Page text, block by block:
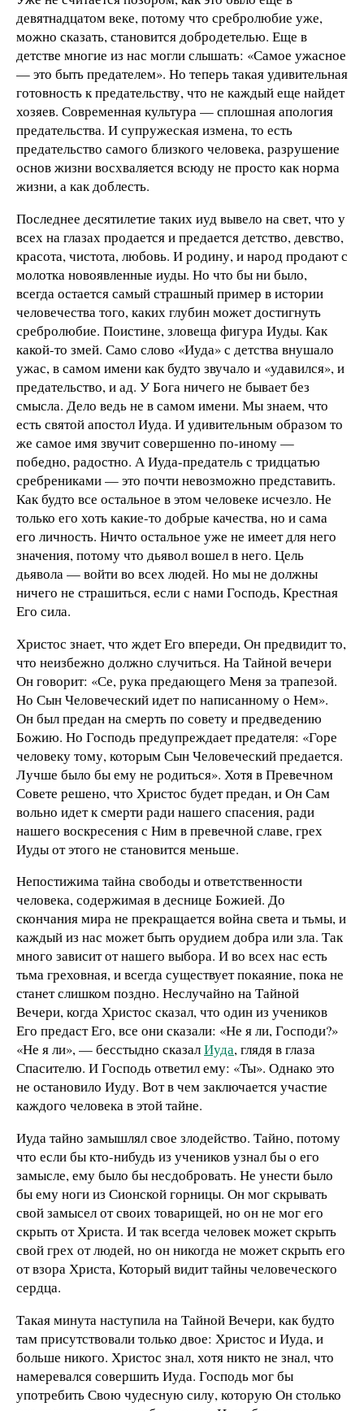
девятнадцатом веке, потому что сребролюбие уже,
можно сказать, становится добродетелью. Еще в
детстве многие из нас могли слышать: «Самое ужасное
— это быть предателем». Но теперь такая удивительная
готовность к предательству, что не каждый еще найдет
хозяев. Современная культура — сплошная апология
предательства. И супружеская измена, то есть
предательство самого близкого человека, разрушение
основ жизни восхваляется всюду не просто как норма
жизни, а как доблесть.
Последнее десятилетие таких иуд вывело на свет, что у
всех на глазах продается и предается детство, девство,
красота, чистота, любовь. И родину, и народ продают с
молотка новоявленные иуды. Но что бы ни было,
всегда остается самый страшный пример в истории
человечества того, каких глубин может достигнуть
сребролюбие. Поистине, зловеща фигура Иуды. Как
какой-то змей. Само слово «Иуда» с детства внушало
ужас, в самом имени как будто звучало и «удавился», и
предательство, и ад. У Бога ничего не бывает без
смысла. Дело ведь не в самом имени. Мы знаем, что
есть святой апостол Иуда. И удивительным образом то
же самое имя звучит совершенно по-иному —
победно, радостно. А Иуда-предатель с тридцатью
сребрениками — это почти невозможно представить.
Как будто все остальное в этом человеке исчезло. Не
только его хоть какие-то добрые качества, но и сама
его личность. Ничто остальное уже не имеет для него
значения, потому что дьявол вошел в него. Цель
дьявола — войти во всех людей. Но мы не должны
ничего не страшиться, если с нами Господь, Крестная
Его сила.
Христос знает, что ждет Его впереди, Он предвидит то,
что неизбежно должно случиться. На Тайной вечери
Он говорит: «Се, рука предающего Меня за трапезой.
Но Сын Человеческий идет по написанному о Нем».
Он был предан на смерть по совету и предведению
Божию. Но Господь предупреждает предателя: «Горе
человеку тому, которым Сын Человеческий предается.
Лучше было бы ему не родиться». Хотя в Превечном
Совете решено, что Христос будет предан, и Он Сам
вольно идет к смерти ради нашего спасения, ради
нашего воскресения с Ним в превечной славе, грех
Иуды от этого не становится меньше.
Непостижима тайна свободы и ответственности
человека, содержимая в деснице Божией. До
скончания мира не прекращается война света и тьмы, и
каждый из нас может быть орудием добра или зла. Так
много зависит от нашего выбора. И во всех нас есть
тьма греховная, и всегда существует покаяние, пока не
станет слишком поздно. Неслучайно на Тайной
Вечери, когда Христос сказал, что один из учеников
Его предаст Его, все они сказали: «Не я ли, Господи?»
«Не я ли», — бесстыдно сказалИуда, глядя в глаза
Спасителю. И Господь ответил ему: «Ты». Однако это
не остановило Иуду. Вот в чем заключается участие
каждого человека в этой тайне.
Иуда тайно замышлял свое злодейство. Тайно, потому
что если бы кто-нибудь из учеников узнал бы о его
замысле, ему было бы несдобровать. Не унести было
бы ему ноги из Сионской горницы. Он мог скрывать
свой замысел от своих товарищей, но он не мог его
скрыть от Христа. И так всегда человек может скрыть
свой грех от людей, но он никогда не может скрыть его
от взора Христа, Который видит тайны человеческого
сердца.
Такая минута наступила на Тайной Вечери, как будто
там присутствовали только двое: Христос и Иуда, и
больше никого. Христос знал, хотя никто не знал, что
намеревался совершить Иуда. Господь мог бы
употребить Свою чудесную силу, которую Он столько